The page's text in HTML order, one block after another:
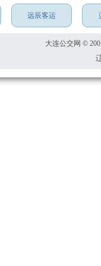
远辰客运
大连公交网 ©